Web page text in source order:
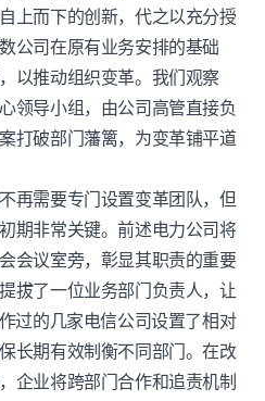
上而下的创新，代之以充分授
公司在原有业务安排的基础
以推动组织变革。我们观察
领导小组，由公司高管直接负
打破部门藩篱，为变革铺平道
再需要专门设置变革团队，但
期非常关键。前述电力公司将
会议室旁，彰显其职责的重要
拔了一位业务部门负责人，让
过的几家电信公司设置了相对
长期有效制衡不同部门。在改
企业将跨部门合作和追责机制